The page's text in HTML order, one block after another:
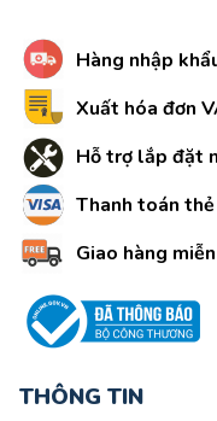
Hàng nhập
Xuất hóa đơn
Hỗ trợ lắp đặt
Thanh toán
Giao hàng
THÔNG TIN